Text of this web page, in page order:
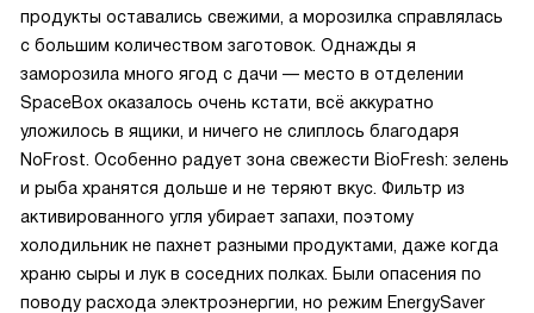
продукты оставались свежими, а морозилка справлялась
с большим количеством заготовок. Однажды я
заморозила много ягод с дачи — место в отделении
SpaceBox оказалось очень кстати, всё аккуратно
уложилось в ящики, и ничего не слиплось благодаря
NoFrost. Особенно радует зона свежести BioFresh: зелень
и рыба хранятся дольше и не теряют вкус. Фильтр из
активированного угля убирает запахи, поэтому
холодильник не пахнет разными продуктами, даже когда
храню сыры и лук в соседних полках. Были опасения по
поводу расхода электроэнергии, но режим EnergySaver